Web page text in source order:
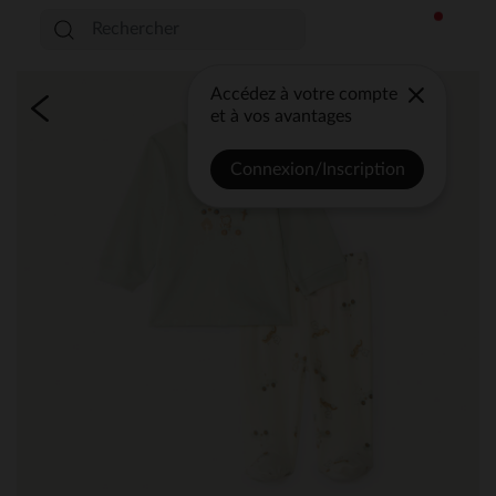
Accédez à votre compte
et à vos avantages
Connexion/Inscription